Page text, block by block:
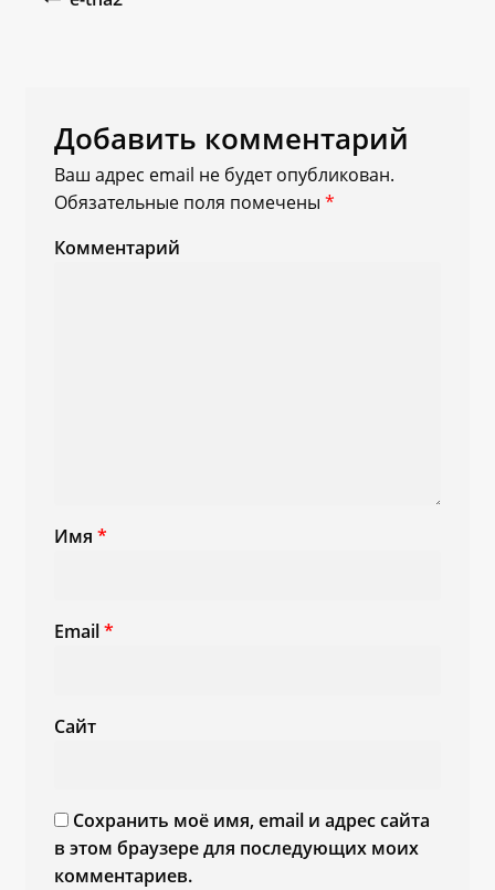
Добавить комментарий
Ваш адрес email не будет опубликован.
Обязательные поля помечены *
Комментарий
Имя *
Email*
Сайт
Сохранить моё имя, email и адрес сайта
в этом браузере для последующих моих
комментариев.